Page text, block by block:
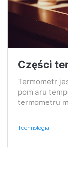
Części
Termometr
pomiaru
termometru
Technologia